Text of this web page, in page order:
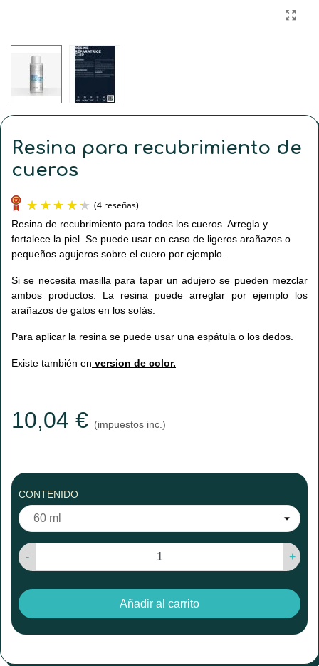
Resina para recubrimiento de
cueros
(4 reseñas)
Resina de recubrimiento para todos los cueros. Arregla y
fortalece la piel. Se puede usar en caso de ligeros arañazos o
pequeños agujeros sobre el cuero por ejemplo.
Si se necesita masilla para tapar un adujero se pueden mezclar
ambos productos. La resina puede arreglar por ejemplo los
arañazos de gatos en los sofás.
Para aplicar la resina se puede usar una espátula o los dedos.
Existe también en version de color.
10,04 € (impuestos inc.)
CONTENIDO
- +
Añadir al carrito